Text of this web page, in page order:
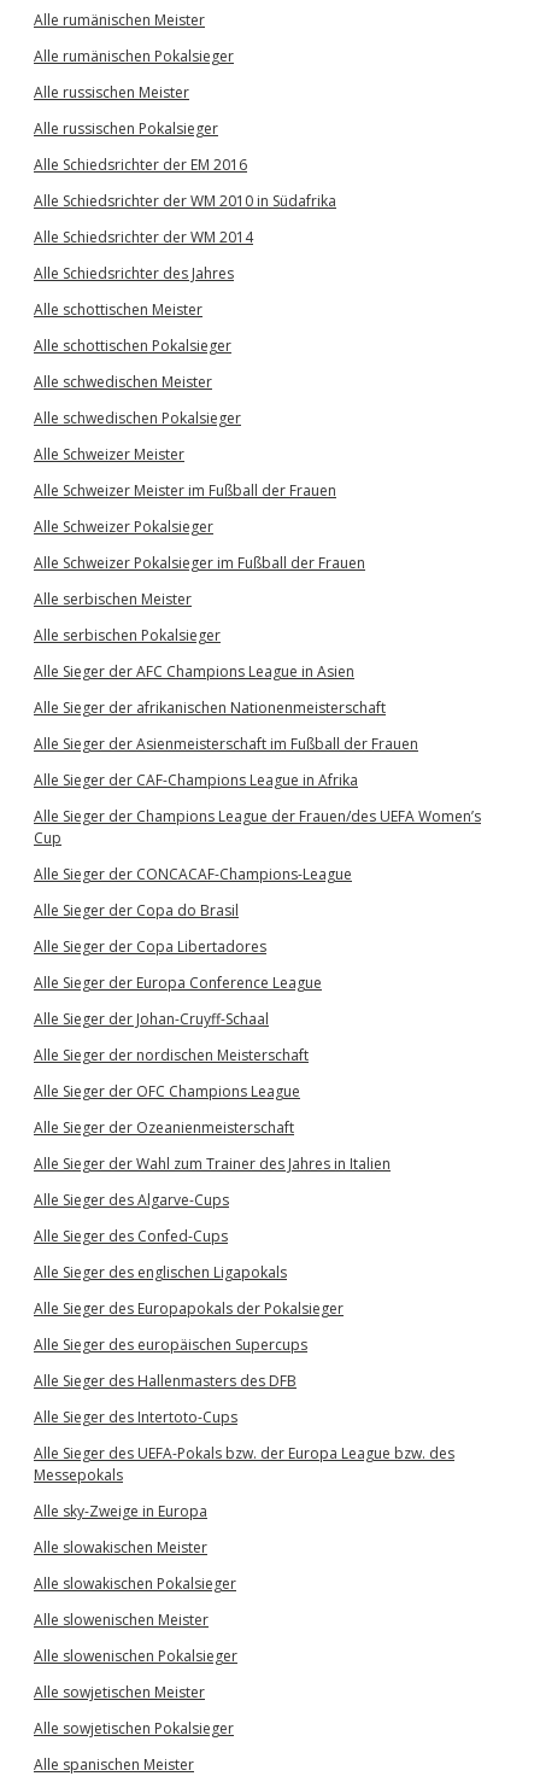
Alle rumänischen Meister
Alle rumänischen Pokalsieger
Alle russischen Meister
Alle russischen Pokalsieger
Alle Schiedsrichter der EM 2016
Alle Schiedsrichter der WM 2010 in Südafrika
Alle Schiedsrichter der WM 2014
Alle Schiedsrichter des Jahres
Alle schottischen Meister
Alle schottischen Pokalsieger
Alle schwedischen Meister
Alle schwedischen Pokalsieger
Alle Schweizer Meister
Alle Schweizer Meister im Fußball der Frauen
Alle Schweizer Pokalsieger
Alle Schweizer Pokalsieger im Fußball der Frauen
Alle serbischen Meister
Alle serbischen Pokalsieger
Alle Sieger der AFC Champions League in Asien
Alle Sieger der afrikanischen Nationenmeisterschaft
Alle Sieger der Asienmeisterschaft im Fußball der Frauen
Alle Sieger der CAF-Champions League in Afrika
Alle Sieger der Champions League der Frauen/des UEFA Women’s
Cup
Alle Sieger der CONCACAF-Champions-League
Alle Sieger der Copa do Brasil
Alle Sieger der Copa Libertadores
Alle Sieger der Europa Conference League
Alle Sieger der Johan-Cruyff-Schaal
Alle Sieger der nordischen Meisterschaft
Alle Sieger der OFC Champions League
Alle Sieger der Ozeanienmeisterschaft
Alle Sieger der Wahl zum Trainer des Jahres in Italien
Alle Sieger des Algarve-Cups
Alle Sieger des Confed-Cups
Alle Sieger des englischen Ligapokals
Alle Sieger des Europapokals der Pokalsieger
Alle Sieger des europäischen Supercups
Alle Sieger des Hallenmasters des DFB
Alle Sieger des Intertoto-Cups
Alle Sieger des UEFA-Pokals bzw. der Europa League bzw. des
Messepokals
Alle sky-Zweige in Europa
Alle slowakischen Meister
Alle slowakischen Pokalsieger
Alle slowenischen Meister
Alle slowenischen Pokalsieger
Alle sowjetischen Meister
Alle sowjetischen Pokalsieger
Alle spanischen Meister